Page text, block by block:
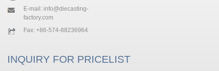
E-mail: info@diecasting-
factory.com
Fax: +86-574-88236964
INQUIRY FOR PRICELIST